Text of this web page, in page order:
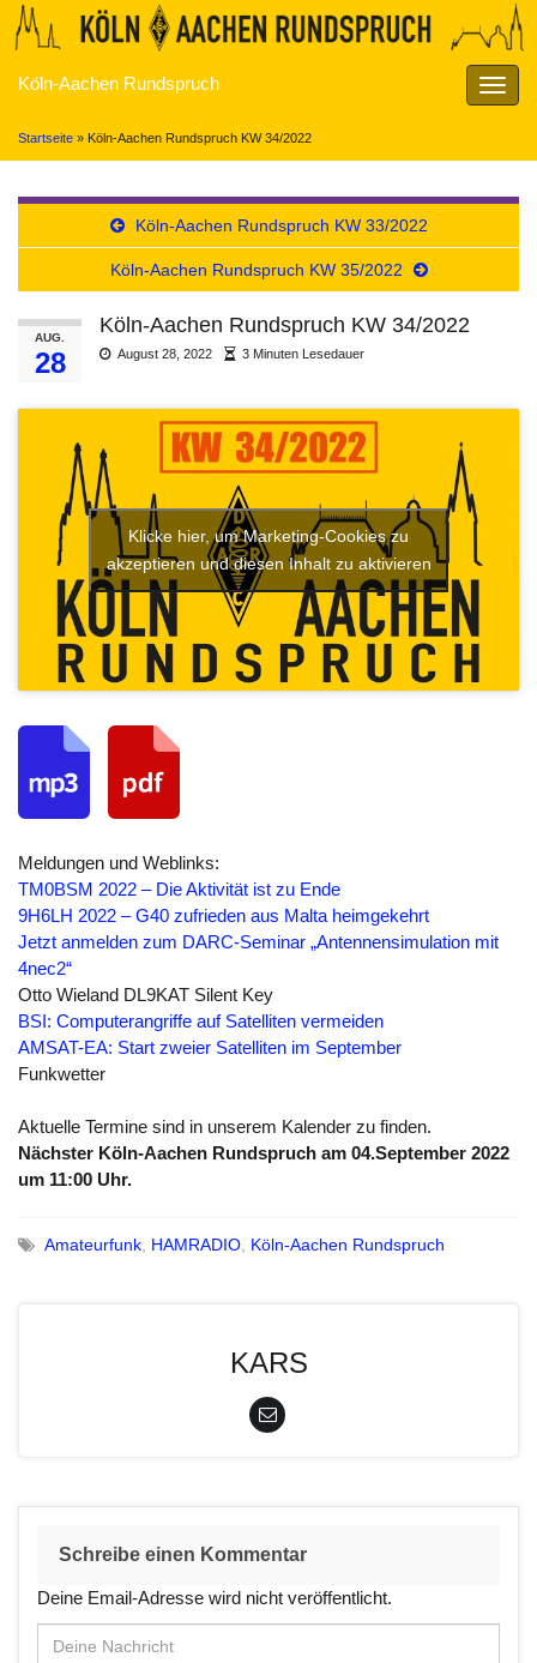
Köln-Aachen Rundspruch
Startseite » Köln-Aachen Rundspruch KW 34/2022
Köln-Aachen Rundspruch KW 33/2022
Köln-Aachen Rundspruch KW 35/2022
AUG.
28
Köln-Aachen Rundspruch KW 34/2022
August 28, 2022 3 Minuten Lesedauer
Klicke hier, um Marketing-Cookies zu
akzeptieren und diesen Inhalt zu aktivieren
Meldungen und Weblinks:
TM0BSM 2022 – Die Aktivität ist zu Ende
9H6LH 2022 – G40 zufrieden aus Malta heimgekehrt
Jetzt anmelden zum DARC-Seminar „Antennensimulation mit
4nec2“
Otto Wieland DL9KAT Silent Key
BSI: Computerangriffe auf Satelliten vermeiden
AMSAT-EA: Start zweier Satelliten im September
Funkwetter
Aktuelle Termine sind in unserem Kalender zu finden.
Nächster Köln-Aachen Rundspruch am 04.September 2022
um 11:00 Uhr.
Amateurfunk HAMRADIO Köln-Aachen Rundspruch
KARS
Schreibe einen Kommentar
Deine Email-Adresse wird nicht veröffentlicht.